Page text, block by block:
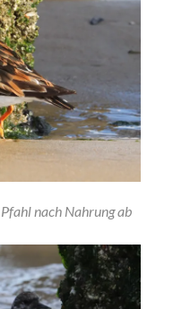
nach Nahrung ab